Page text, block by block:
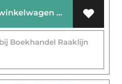
Voeg toe aan mijn winkelwagen
Boekhandel Raaklijn